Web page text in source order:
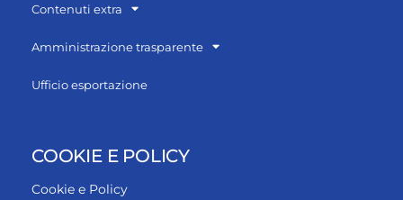
Contenuti extra
Amministrazione trasparente
Ufficio esportazione
COOKIE E POLICY
Cookie e Policy